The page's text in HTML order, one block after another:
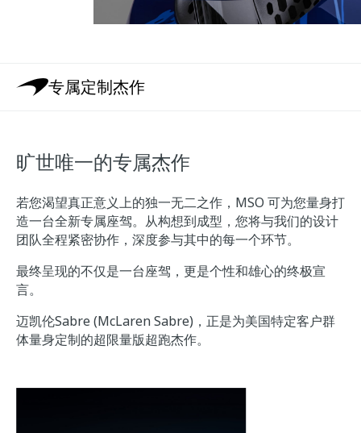
专属定制杰作
旷世唯一的专属杰作
若您渴望真正意义上的独一无二之作，MSO 可为您量身打
造一台全新专属座驾。从构想到成型，您将与我们的设计
团队全程紧密协作，深度参与其中的每一个环节。
最终呈现的不仅是一台座驾，更是个性和雄心的终极宣
言。
迈凯伦Sabre (McLaren Sabre)，正是为美国特定客户群
体量身定制的超限量版超跑杰作。